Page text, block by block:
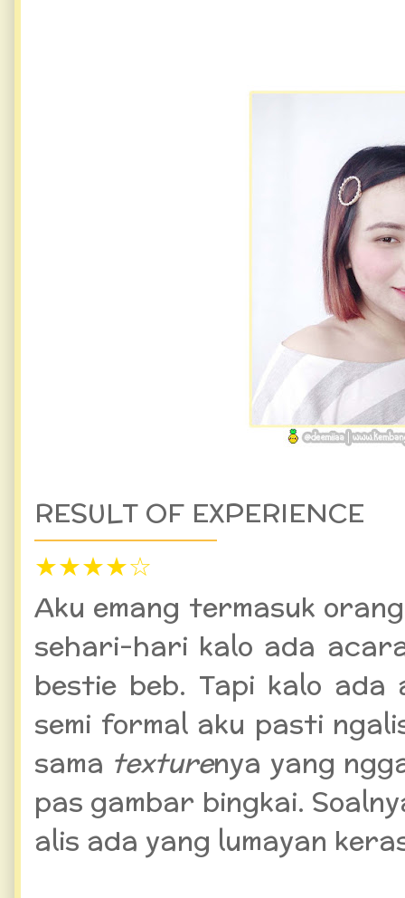
RESULT OF EXPERIENCE
★★★★☆
Aku emang termasuk
sehari-hari kalo ada
bestie beb. Tapi kalo
semi formal aku pasti
sama texturenya yang
pas gambar bingkai.
alis ada yang lumayan